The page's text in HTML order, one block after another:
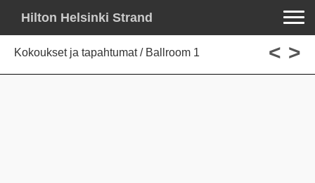
Hilton Helsinki Strand
>
<
Kokoukset ja tapahtumat / Ballroom 1